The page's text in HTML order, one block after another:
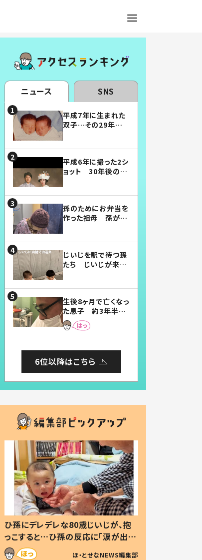
ニュース SNS
平成7年に生まれた
双子…その29年後
平成6年に撮った2シ
ョット 30年後の姿
孫のためにお弁当を
作った祖母 孫が絶
じいじを駅で待つ孫
たち じいじが来た
まらない」「幸せにな
れる」
生後8ヶ月で亡くなっ
た息子 約3年半
後、当時の妻の日記
に書いてあった本音
6位以降はこちら
ひ孫にデレデレな80歳じいじが、抱
っこすると…ひ孫の反応に「涙が出ま
した」「可愛くて仕方ない」
ほ・とせなNEWS編集部